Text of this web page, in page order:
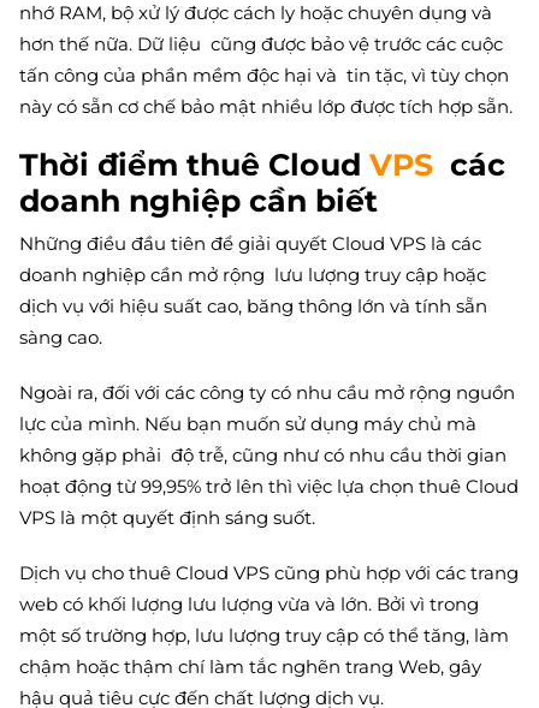
nhớ RAM, bộ xử lý được cách ly hoặc chuyên dụng và
hơn thế nữa. Dữ liệu cũng được bảo vệ trước các cuộc
tấn công của phần mềm độc hại và tin tặc, vì tùy chọn
này có sẵn cơ chế bảo mật nhiều lớp được tích hợp sẵn.
Thời điểm thuê CloudVPS các
doanh nghiệp cần biết
Những điều đầu tiên để giải quyết Cloud VPS là các
doanh nghiệp cần mở rộng lưu lượng truy cập hoặc
dịch vụ với hiệu suất cao, băng thông lớn và tính sẵn
sàng cao.
Ngoài ra, đối với các công ty có nhu cầu mở rộng nguồn
lực của mình. Nếu bạn muốn sử dụng máy chủ mà
không gặp phải độ trễ, cũng như có nhu cầu thời gian
hoạt động từ 99,95% trở lên thì việc lựa chọn thuê Cloud
VPS là một quyết định sáng suốt.
Dịch vụ cho thuê Cloud VPS cũng phù hợp với các trang
web có khối lượng lưu lượng vừa và lớn. Bởi vì trong
một số trường hợp, lưu lượng truy cập có thể tăng, làm
chậm hoặc thậm chí làm tắc nghẽn trang Web, gây
hậu quả tiêu cực đến chất lượng dịch vụ.